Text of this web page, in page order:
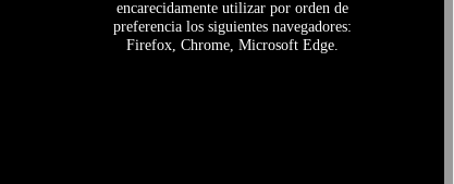
encarecidamente utilizar por orden de
preferencia los siguientes navegadores:
Firefox, Chrome, Microsoft Edge.